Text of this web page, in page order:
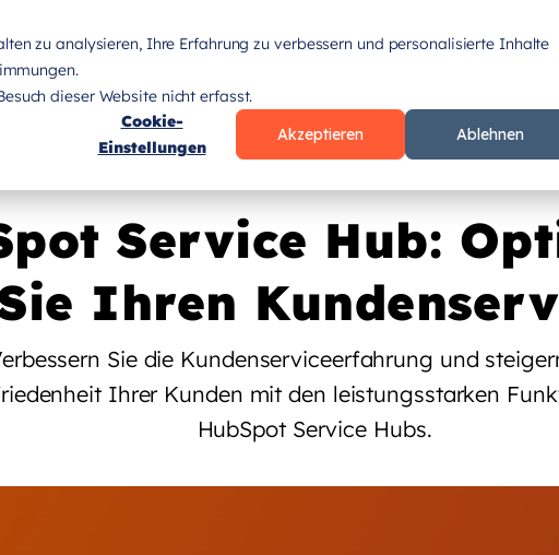
zu analysieren, Ihre Erfahrung zu verbessern und personalisierte Inhalte
dieser Website nicht erfasst.
Cookie-
Einstellungen
Akzeptieren Ablehnen
LEISTUNGEN REFERENZEN
Service Hub:
Ihren
Sie die Kundenserviceerfahrung und
Ihrer Kunden mit den leistungsstarken
HubSpot Service Hubs.